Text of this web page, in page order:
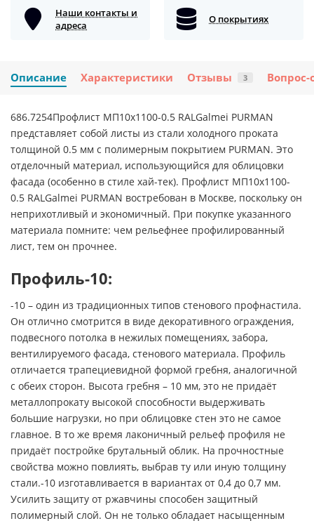
Наши контакты и
адреса
О покрытиях
Описание Характеристики Отзывы 3 Вопрос-
686.7254Профлист МП10х1100-0.5 RALGalmei PURMAN
представляет собой листы из стали холодного проката
толщиной 0.5 мм с полимерным покрытием PURMAN. Это
отделочный материал, использующийся для облицовки
фасада (особенно в стиле хай-тек). Профлист МП10х1100-
0.5 RALGalmei PURMAN востребован в Москве, поскольку он
неприхотливый и экономичный. При покупке указанного
материала помните: чем рельефнее профилированный
лист, тем он прочнее.
Профиль-10:
-10 – один из традиционных типов стенового профнастила.
Он отлично смотрится в виде декоративного ограждения,
подвесного потолка в нежилых помещениях, забора,
вентилируемого фасада, стенового материала. Профиль
отличается трапециевидной формой гребня, аналогичной
с обеих сторон. Высота гребня – 10 мм, это не придаёт
металлопрокату высокой способности выдерживать
большие нагрузки, но при облицовке стен это не самое
главное. В то же время лаконичный рельеф профиля не
придаёт постройке брутальный облик. На прочностные
свойства можно повлиять, выбрав ту или иную толщину
стали.-10 изготавливается в вариантах от 0,4 до 0,7 мм.
Усилить защиту от ржавчины способен защитный
полимерный слой. Он не только обладает насыщенным